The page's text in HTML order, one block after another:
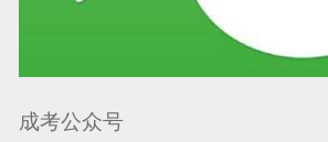
成考公众号